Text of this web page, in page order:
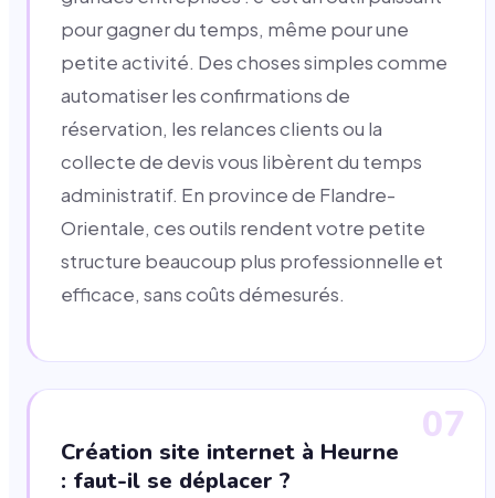
pour gagner du temps, même pour une
petite activité. Des choses simples comme
automatiser les confirmations de
réservation, les relances clients ou la
collecte de devis vous libèrent du temps
administratif. En province de Flandre-
Orientale, ces outils rendent votre petite
structure beaucoup plus professionnelle et
efficace, sans coûts démesurés.
07
Création site internet à Heurne
: faut-il se déplacer ?